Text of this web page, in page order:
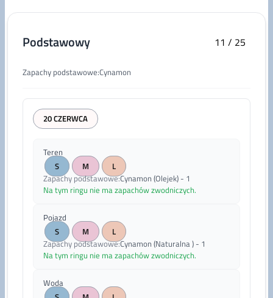
Podstawowy 11 / 25
Zapachy podstawowe:Cynamon
20 CZERWCA
Teren
S
M
L
Zapachy podstawowe:Cynamon (Olejek) - 1
Na tym ringu nie ma zapachów zwodniczych.
Pojazd
S
M
L
Zapachy podstawowe:Cynamon (Naturalna ) - 1
Na tym ringu nie ma zapachów zwodniczych.
Woda